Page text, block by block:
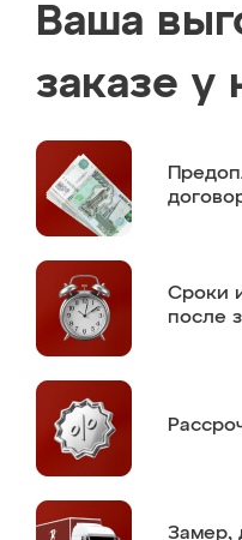
Ваша
заказе у
Сроки
после
Замер,